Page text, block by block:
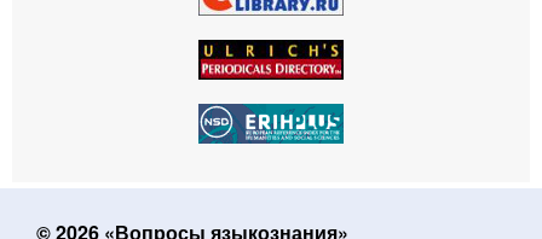
© 2026 «Вопросы языкознания»